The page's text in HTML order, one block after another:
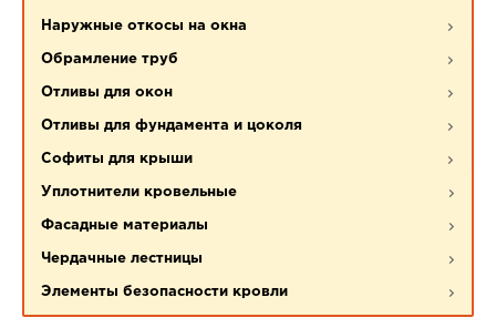
Наружные откосы на окна
Обрамление труб
Отливы для окон
Отливы для фундамента и цоколя
Софиты для крыши
Уплотнители кровельные
Фасадные материалы
Чердачные лестницы
Элементы безопасности кровли